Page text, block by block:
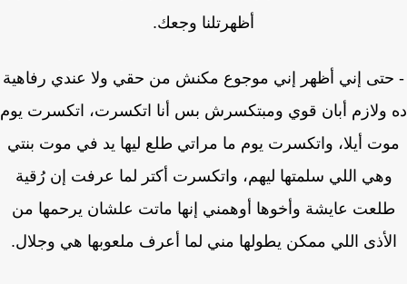
أظهرتلنا وجعك.
إني أظهر إني موجوع مكنش من حقي ولا عندي رفاهية
ولازم أبان قوي ومبتكسرش بس أنا اتكسرت، اتكسرت يوم
أيلا، واتكسرت يوم ما مراتي طلع ليها يد في موت بنتي
اللي سلمتها ليهم، واتكسرت أكتر لما عرفت إن رُقية
عايشة وأخوها أوهمني إنها ماتت علشان يرحمها من
اللي ممكن يطولها مني لما أعرف ملعوبها هي وجلال.